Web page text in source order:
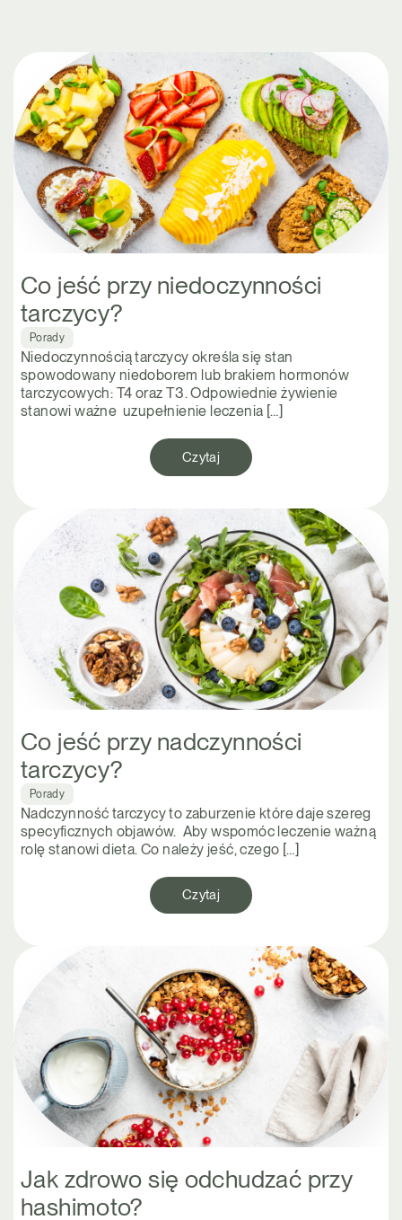
Co jeść przy niedoczynności
tarczycy?
Porady
Niedoczynnością tarczycy określa się stan
spowodowany niedoborem lub brakiem hormonów
tarczycowych: T4 oraz T3. Odpowiednie żywienie
stanowi ważne uzupełnienie leczenia […]
Czytaj
Co jeść przy nadczynności
tarczycy?
Porady
Nadczynność tarczycy to zaburzenie które daje szereg
specyficznych objawów. Aby wspomóc leczenie ważną
rolę stanowi dieta. Co należy jeść, czego […]
Czytaj
Jak zdrowo się odchudzać przy
hashimoto?